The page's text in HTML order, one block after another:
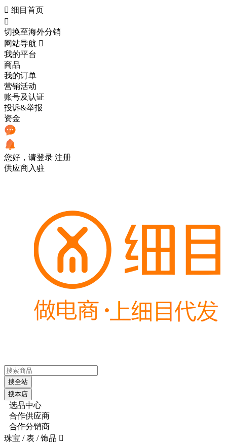
 细目首页

切换至海外分销
网站导航 
我的平台
商品
我的订单
营销活动
账号及认证
投诉&举报
资金
您好，请登录 注册
供应商入驻
搜全站
搜本店
选品中心
合作供应商
合作分销商
珠宝 / 表 / 饰品 